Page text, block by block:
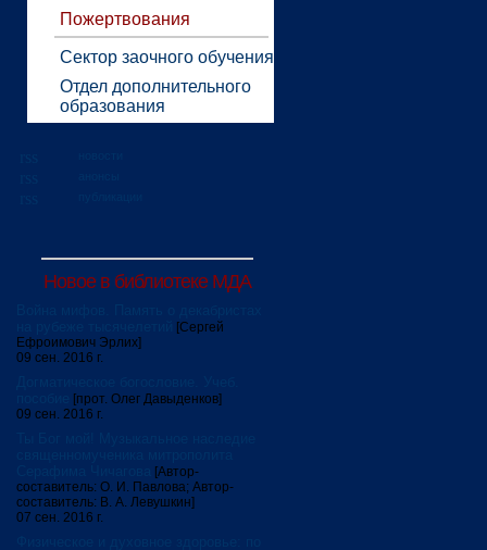
Пожертвования
Сектор заочного обучения
Отдел дополнительного
образования
Новое в библиотеке МДА
[Сергей
Ефроимович Эрлих]
09 сен. 2016 г.
[прот. Олег Давыденков]
09 сен. 2016 г.
[Автор-
составитель: О. И. Павлова; Автор-
составитель: В. А. Левушкин]
07 сен. 2016 г.